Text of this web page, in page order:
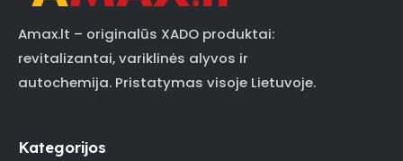
Amax.lt – originalūs XADO produktai:
revitalizantai, variklinės alyvos ir
autochemija. Pristatymas visoje Lietuvoje.
Kategorijos